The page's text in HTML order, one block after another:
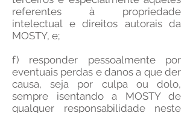
referentes à propriedade
intelectual e direitos autorais da
MOSTY, e;
f) responder pessoalmente por
eventuais perdas e danos a que der
causa, seja por culpa ou dolo,
sempre isentando a MOSTY de
qualquer responsabilidade neste